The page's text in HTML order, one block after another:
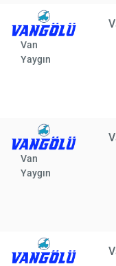
Van
Yaygın
Van
Yaygın